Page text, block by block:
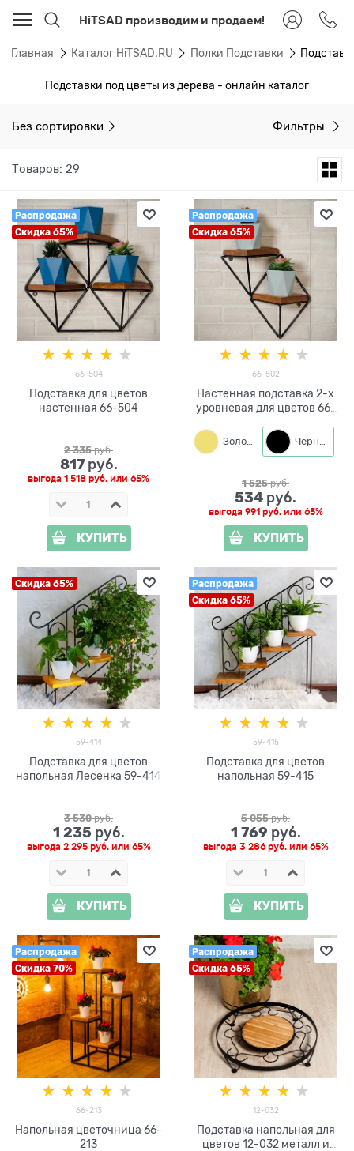
HiTSAD производим и продаем!
Главная Каталог HiTSAD.RU Полки Подставки
Подставки под цветы из дерева - онлайн каталог
Без сортировки Фильтры
Товаров: 29
Распродажа
Скидка 65%
66-504
Подставка для цветов
настенная 66-504
2 335 руб.
817 руб.
выгода 1 518 руб. или 65%
КУПИТЬ
Распродажа
Скидка 65%
66-502
Настенная подставка 2-х
уровневая для цветов 66-
Золото Черный
1 525 руб.
534 руб.
выгода 991 руб.или 65%
КУПИТЬ
Скидка 65%
59-414
Подставка для цветов
напольная Лесенка 59-414
3 530 руб.
1 235 руб.
выгода 2 295 руб.или 65%
КУПИТЬ
Распродажа
Скидка 65%
59-415
Подставка для цветов
напольная 59-415
5 055 руб.
1 769 руб.
выгода 3 286 руб.или 65%
КУПИТЬ
Распродажа
Скидка 70%
66-213
Напольная цветочница 66-
213
Распродажа
Скидка 65%
12-032
Подставка напольная для
цветов 12-032 металл и